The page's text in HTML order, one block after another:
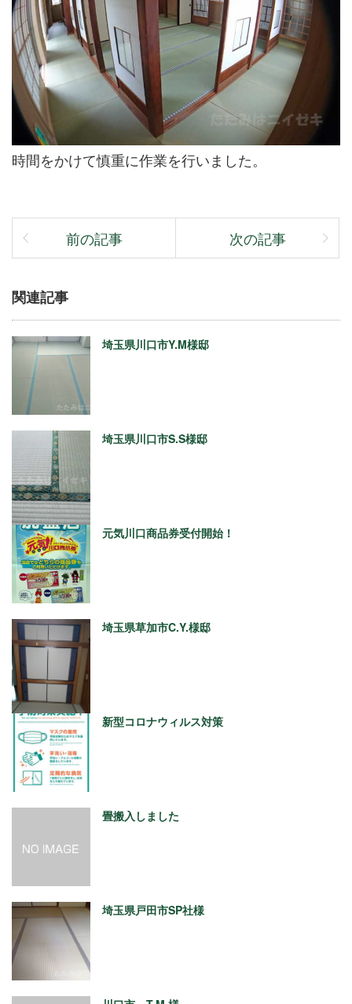
時間をかけて慎重に作業を行いました。
前の記事 次の記事
関連記事
埼玉県川口市Y.M様邸
埼玉県川口市S.S様邸
元気川口商品券受付開始！
埼玉県草加市C.Y.様邸
新型コロナウィルス対策
畳搬入しました
埼玉県戸田市SP社様